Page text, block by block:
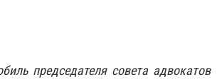
председателя совета адвокатов